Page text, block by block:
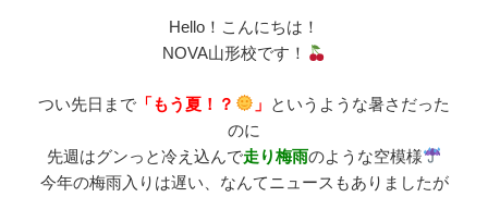
Hello！こんにちは！
NOVA山形校です！
つい先日まで 「もう夏！？ 」 というような暑さだった
のに
先週はグンっと冷え込んで走り梅雨のような空模様
今年の梅雨入りは遅い、なんてニュースもありましたが